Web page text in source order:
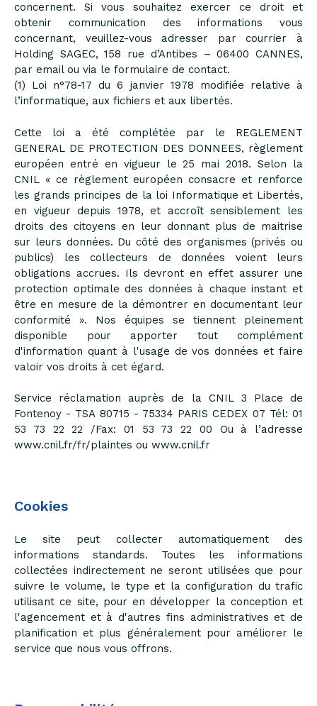
concernent. Si vous souhaitez exercer ce droit et
obtenir communication des informations vous
concernant, veuillez-vous adresser par courrier à
Holding SAGEC, 158 rue d’Antibes – 06400 CANNES,
par email ou via le formulaire de contact.
(1) Loi n°78-17 du 6 janvier 1978 modifiée relative à
l’informatique, aux fichiers et aux libertés.
Cette loi a été complétée par le REGLEMENT
GENERAL DE PROTECTION DES DONNEES, règlement
européen entré en vigueur le 25 mai 2018. Selon la
CNIL « ce règlement européen consacre et renforce
les grands principes de la loi Informatique et Libertés,
en vigueur depuis 1978, et accroît sensiblement les
droits des citoyens en leur donnant plus de maitrise
sur leurs données. Du côté des organismes (privés ou
publics) les collecteurs de données voient leurs
obligations accrues. Ils devront en effet assurer une
protection optimale des données à chaque instant et
être en mesure de la démontrer en documentant leur
conformité ». Nos équipes se tiennent pleinement
disponible pour apporter tout complément
d'information quant à l'usage de vos données et faire
valoir vos droits à cet égard.
Service réclamation auprès de la CNIL 3 Place de
Fontenoy - TSA 80715 - 75334 PARIS CEDEX 07 Tél: 01
53 73 22 22 /Fax: 01 53 73 22 00 Ou à l’adresse
www.cnil.fr/fr/plaintes ou www.cnil.fr
Cookies
Le site peut collecter automatiquement des
informations standards. Toutes les informations
collectées indirectement ne seront utilisées que pour
suivre le volume, le type et la configuration du trafic
utilisant ce site, pour en développer la conception et
l'agencement et à d'autres fins administratives et de
planification et plus généralement pour améliorer le
service que nous vous offrons.